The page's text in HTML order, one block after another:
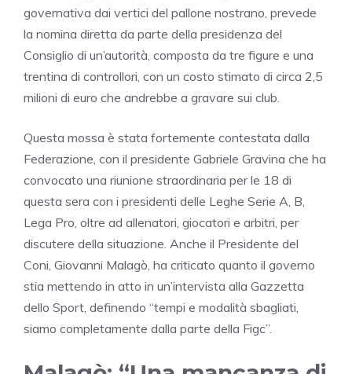
governativa dai vertici del pallone nostrano, prevede
la nomina diretta da parte della presidenza del
Consiglio di un’autorità, composta da tre figure e una
trentina di controllori, con un costo stimato di circa 2,5
milioni di euro che andrebbe a gravare sui club.
Questa mossa è stata fortemente contestata dalla
Federazione, con il presidente Gabriele Gravina che ha
convocato una riunione straordinaria per le 18 di
questa sera con i presidenti delle Leghe Serie A, B,
Lega Pro, oltre ad allenatori, giocatori e arbitri, per
discutere della situazione. Anche il Presidente del
Coni, Giovanni Malagò, ha criticato quanto il governo
stia mettendo in atto in un’intervista alla Gazzetta
dello Sport, definendo “tempi e modalità sbagliati,
siamo completamente dalla parte della Figc”.